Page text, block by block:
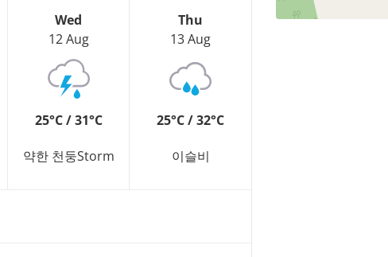
Wed
12 Aug
25°C / 31°C
약한 천둥Storm
Thu
13 Aug
25°C / 32°C
이슬비